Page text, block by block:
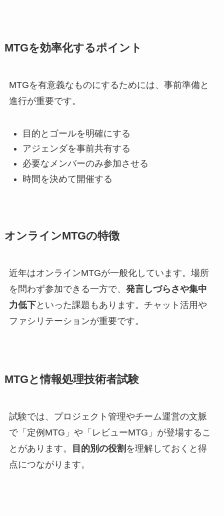
MTGを効率化するポイント
MTGを有意義なものにするためには、事前準備と
進行が重要です。
目的とゴールを明確にする
アジェンダを事前共有する
必要なメンバーのみ参加させる
時間を決めて開催する
オンラインMTGの特徴
近年はオンラインMTGが一般化しています。場所
を問わず参加できる一方で、 発言しづらさや集中
力低下といった課題もあります。チャット活用や
ファシリテーションが重要です。
MTGと情報処理技術者試験
試験では、プロジェクト管理やチーム運営の文脈
で「定例MTG」や「レビューMTG」が登場するこ
とがあります。
目的別の役割 を理解しておくと得
点につながります。